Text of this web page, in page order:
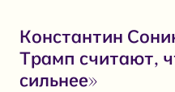
Константин
Трамп считают,
сильнее»